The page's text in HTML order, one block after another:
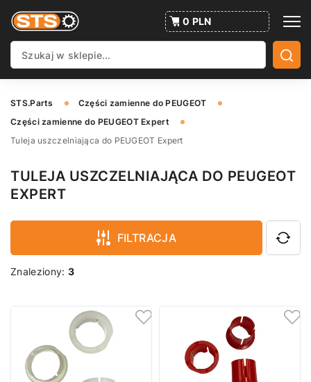
0 PLN
STS.Parts
Części zamienne do PEUGEOT
Części zamienne do PEUGEOT Expert
Tuleja uszczelniająca do PEUGEOT Expert
TULEJA USZCZELNIAJĄCA DO PEUGEOT
EXPERT
FILTRACJA
Znaleziony:3